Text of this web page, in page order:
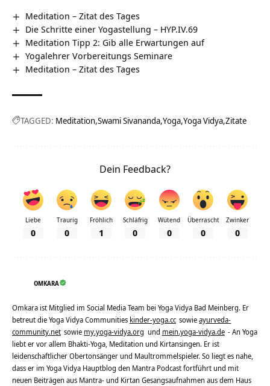
Meditation – Zitat des Tages
Die Schritte einer Yogastellung – HYP.IV.69
Meditation Tipp 2: Gib alle Erwartungen auf
Yogalehrer Vorbereitungs Seminare
Meditation – Zitat des Tages
TAGGED: Meditation Swami Sivananda Yoga Yoga Vidya Zitate
Dein Feedback?
Liebe
0
Traurig
0
Fröhlich
1
Schläfrig
0
Wütend
0
Überrascht
0
Zwinker
0
OMKARA
Omkara ist Mitglied im Social Media Team bei Yoga Vidya Bad Meinberg. Er
betreut die Yoga Vidya Communities kinder-yoga.cc sowieayurveda-
community.net sowie my.yoga-vidya.org und mein.yoga-vidya.de - An Yoga
liebt er vor allem Bhakti-Yoga, Meditation und Kirtansingen. Er ist
leidenschaftlicher Obertonsänger und Maultrommelspieler. So liegt es nahe,
dass er im Yoga Vidya Hauptblog den Mantra Podcast fortführt und mit
neuen Beiträgen aus Mantra- und Kirtan Gesangsaufnahmen aus dem Haus